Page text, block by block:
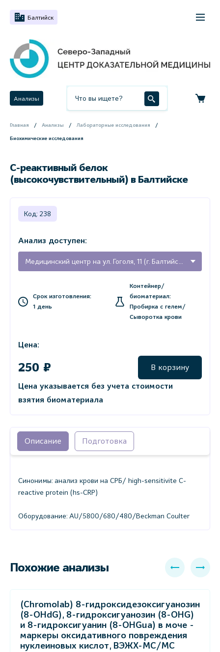
Балтийск
Анализы
Главная Анализы Лабораторные исследования
Биохимические исследования
С-реактивный белок
(высокочувствительный) в Балтийске
Код: 238
Анализ доступен:
Медицинский центр на ул. Гоголя, 11 (г. Балтийск, Калининградская область)
Срок изготовления:
1 день
Контейнер/
биоматериал:
Пробирка с гелем/
Сыворотка крови
Цена:
250 ₽
В корзину
Цена указывается без учета стоимости
взятия биоматериала
Описание Подготовка
Синонимы: анализ крови на СРБ/ high-sensitivite C-
reactive protein (hs-CRP)
Оборудование: AU/5800/680/480/Beckman Coulter
Похожие анализы
(Chromolab) 8-гидроксидезоксигуанозин
(8-OHdG), 8-гидроксигуанозин (8-OHG)
и 8-гидроксигуанин (8-OHGua) в моче -
маркеры оксидативного повреждения
нуклеиновых кислот, ВЭЖХ-МС/МС